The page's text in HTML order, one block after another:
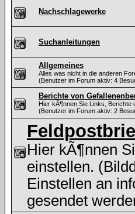
Nachschlagewerke
Suchanleitungen
Allgemeines
Alles was nicht in die anderen
(Benutzer im Forum aktiv: 4
Berichte von
Hier kÃ¶nnen Sie Links, Berichte
(Benutzer im Forum aktiv: 2
Hier kÃ¶nnen
einstellen.
Einstellen an
gesendet